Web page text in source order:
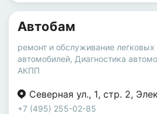
Автобам
ремонт и обслуживание легковых
автомобилей, Диагностика
АКПП
Северная ул., 1, стр. 2,
+7 (495) 255-02-85